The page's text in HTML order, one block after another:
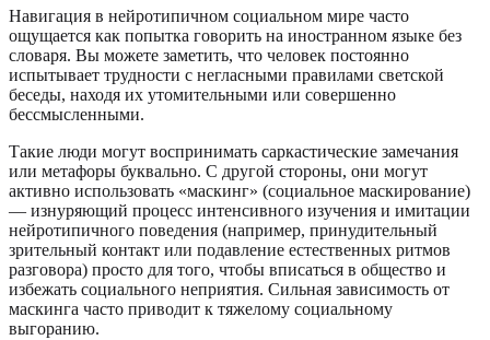
Навигация в нейротипичном социальном мире часто
ощущается как попытка говорить на иностранном языке без
словаря. Вы можете заметить, что человек постоянно
испытывает трудности с негласными правилами светской
беседы, находя их утомительными или совершенно
бессмысленными.
Такие люди могут воспринимать саркастические замечания
или метафоры буквально. С другой стороны, они могут
активно использовать «маскинг» (социальное маскирование)
— изнуряющий процесс интенсивного изучения и имитации
нейротипичного поведения (например, принудительный
зрительный контакт или подавление естественных ритмов
разговора) просто для того, чтобы вписаться в общество и
избежать социального неприятия. Сильная зависимость от
маскинга часто приводит к тяжелому социальному
выгоранию.